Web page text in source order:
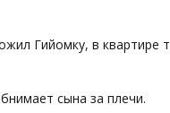
Гийомку, в квартире
сына за плечи.